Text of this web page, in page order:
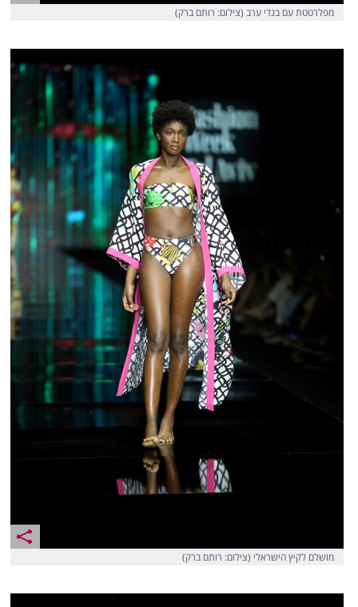
מפלרטטת עם בגדי ערב (צילום: רותם ברק)
מושלם לקיץ הישראלי (צילום: רותם ברק)